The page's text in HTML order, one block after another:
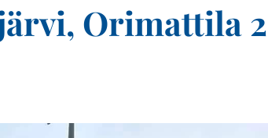
Orimattila